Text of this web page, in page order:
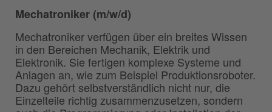
Mechatroniker (m/w/d)
Mechatroniker verfügen über ein breites Wissen
in den Bereichen Mechanik, Elektrik und
Elektronik. Sie fertigen komplexe Systeme und
Anlagen an, wie zum Beispiel Produktionsroboter.
Dazu gehört selbstverständlich nicht nur, die
Einzelteile richtig zusammenzusetzen, sondern